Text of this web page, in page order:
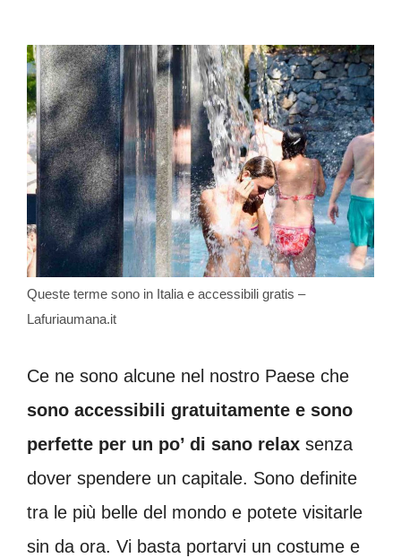
Queste terme sono in Italia e accessibili gratis –
Lafuriaumana.it
Ce ne sono alcune nel nostro Paese che
sono accessibili gratuitamente e sono
perfette per un po’ di sano relax senza
dover spendere un capitale. Sono definite
tra le più belle del mondo e potete visitarle
sin da ora. Vi basta portarvi un costume e